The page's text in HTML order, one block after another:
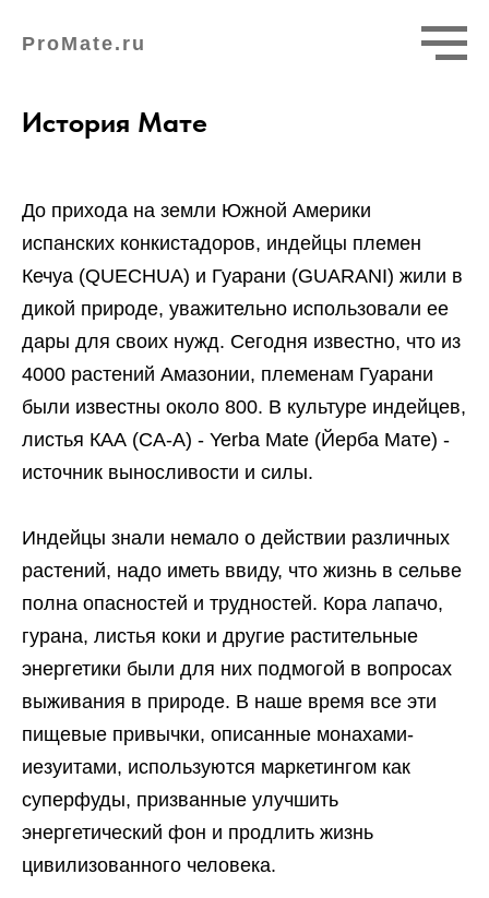
ProMate.ru
История Мате
До прихода на земли Южной Америки
испанских конкистадоров, индейцы племен
Кечуа (QUECHUA) и Гуарани (GUARANI) жили в
дикой природе, уважительно использовали ее
дары для своих нужд. Сегодня известно, что из
4000 растений Амазонии, племенам Гуарани
были известны около 800. В культуре индейцев,
листья КАА (CA-A) - Yerba Mate (Йерба Мате) -
источник выносливости и силы.
Индейцы знали немало о действии различных
растений, надо иметь ввиду, что жизнь в сельве
полна опасностей и трудностей. Кора лапачо,
гурана, листья коки и другие растительные
энергетики были для них подмогой в вопросах
выживания в природе. В наше время все эти
пищевые привычки, описанные монахами-
иезуитами, используются маркетингом как
суперфуды, призванные улучшить
энергетический фон и продлить жизнь
цивилизованного человека.